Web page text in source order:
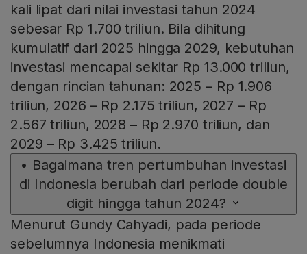
kali lipat dari nilai investasi tahun 2024
sebesar Rp 1.700 triliun. Bila dihitung
kumulatif dari 2025 hingga 2029, kebutuhan
investasi mencapai sekitar Rp 13.000 triliun,
dengan rincian tahunan: 2025 – Rp 1.906
triliun, 2026 – Rp 2.175 triliun, 2027 – Rp
2.567 triliun, 2028 – Rp 2.970 triliun, dan
2029 – Rp 3.425 triliun.
• Bagaimana tren pertumbuhan investasi
di Indonesia berubah dari periode double
digit hingga tahun 2024?
Menurut Gundy Cahyadi, pada periode
sebelumnya Indonesia menikmati